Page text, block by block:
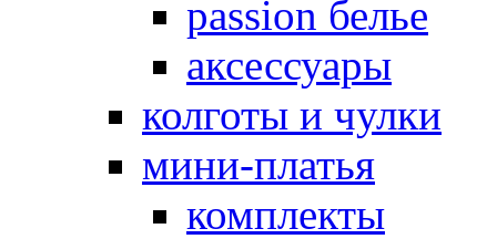
passion белье
аксессуары
колготы и чулки
мини-платья
комплекты